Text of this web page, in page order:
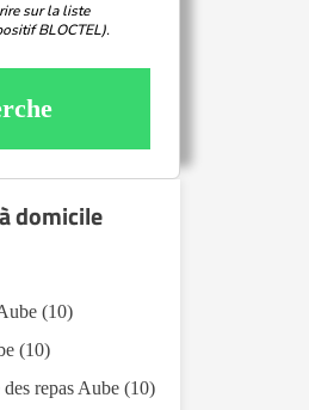
sur la liste
BLOCTEL).
domicile
(10)
(10)
repas Aube (10)